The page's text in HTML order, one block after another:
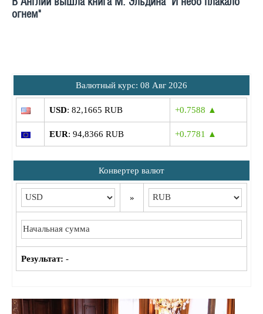
огнем"
Bалютный курс: 08 Авг 2026
USD: 82,1665 RUB +0.7588 ▲
EUR: 94,8366 RUB +0.7781 ▲
Конвертер валют
»
Результат: -